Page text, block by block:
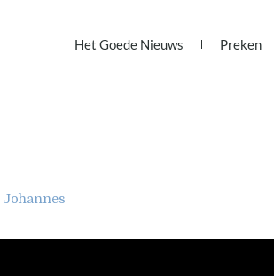
Het Goede Nieuws Preken
Johannes